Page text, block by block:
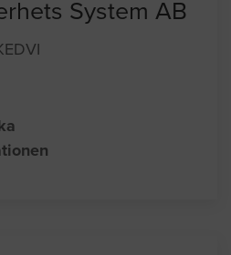
System AB